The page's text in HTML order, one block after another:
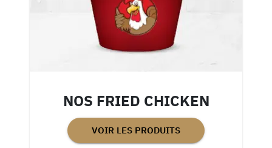
NOS FRIED CHICKEN
VOIR LES PRODUITS